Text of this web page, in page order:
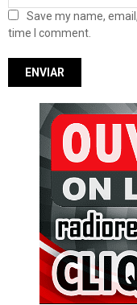
Save my name,
time I comment.